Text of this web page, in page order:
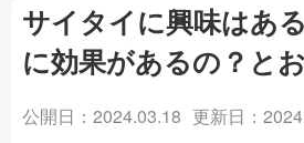
サイタイに興味はあ
に効果があるの？と
公開日：2024.03.18 更新日：